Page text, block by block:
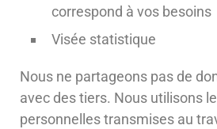
correspond à vos besoins
Visée statistique
Nous ne partageons pas de
avec des tiers. Nous utilisons
personnelles transmises au